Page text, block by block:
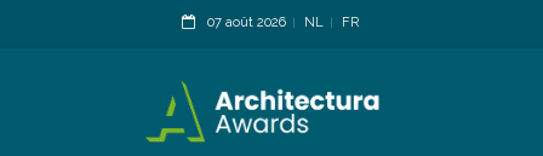
07 août 2026 NL FR